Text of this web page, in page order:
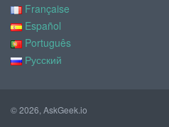
Française
Español
Português
Русский
© 2026, AskGeek.io